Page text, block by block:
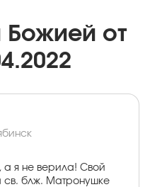
от
а я не верила! Свой
св. блж. Матронушке